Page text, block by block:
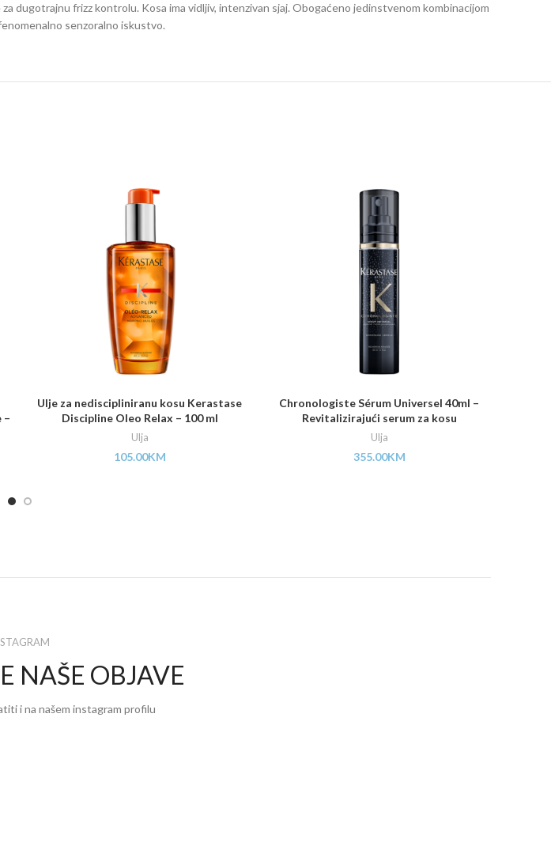
dugotrajnu frizz kontrolu. Kosa ima vidljiv, intenzivan sjaj. Obogaćeno jedinstvenom kombinacijom
senzoralno iskustvo.
–
Ulje za nediscipliniranu kosu Kerastase
Discipline Oleo Relax – 100 ml
Ulja
105.00KM
Chronologiste Sérum Universel 40ml –
Revitalizirajući serum za kosu
Ulja
355.00KM
NAŠE OBJAVE
i na našem instagram profilu